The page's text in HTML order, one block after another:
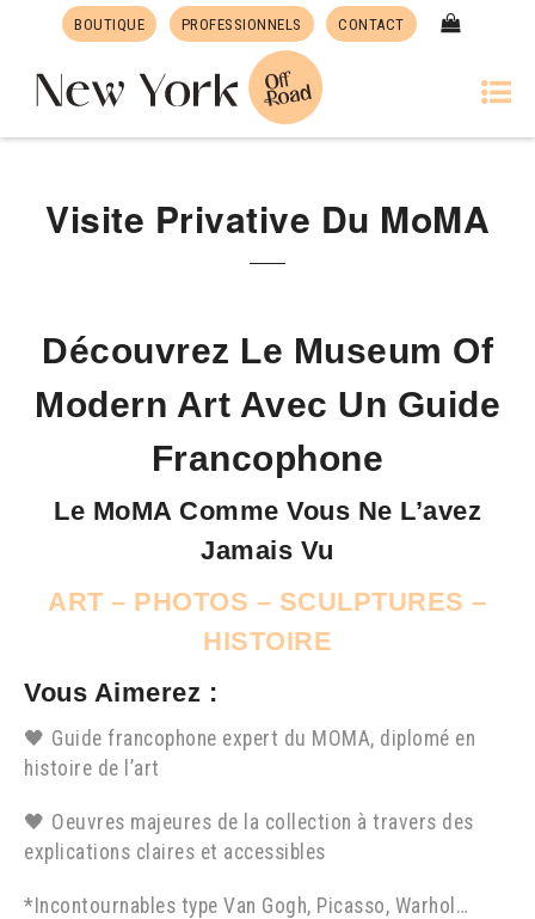
BOUTIQUE PROFESSIONNELS CONTACT
Visite Privative Du MoMA
Découvrez Le Museum Of
Modern Art Avec Un Guide
Francophone
Le MoMA Comme Vous Ne L’avez
Jamais Vu
ART – PHOTOS – SCULPTURES –
HISTOIRE
Vous Aimerez :
🖤 Guide francophone expert du MOMA, diplomé en
histoire de l’art
🖤 Oeuvres majeures de la collection à travers des
explications claires et accessibles
*Incontournables type Van Gogh, Picasso, Warhol…